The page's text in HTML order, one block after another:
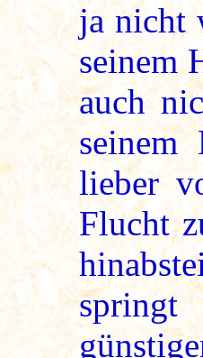
ja nicht
seinem
auch
seinem
lieber
Flucht